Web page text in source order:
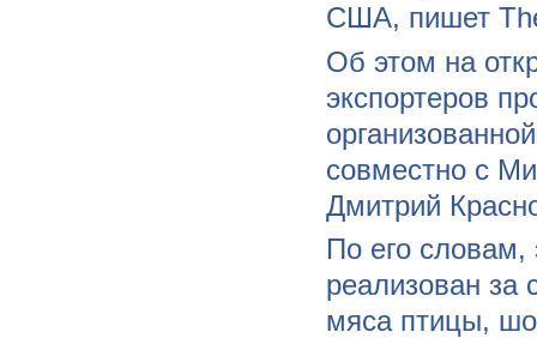
США, пишет
Об этом на
экспортеров
совместно c
Дмитрий
По его словам,
реализован за
мяса птицы,